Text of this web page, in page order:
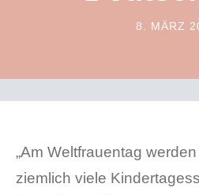
POSTED
8. MÄRZ
„Am Weltfrauentag
ziemlich viele